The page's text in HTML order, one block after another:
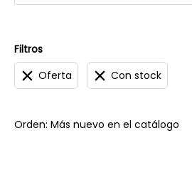
Filtros
Oferta
Con stock
Orden: Más nuevo en el catálogo